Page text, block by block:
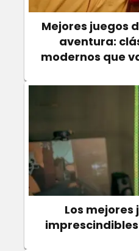
Mejores juegos
aventura:
modernos que
Los mejores